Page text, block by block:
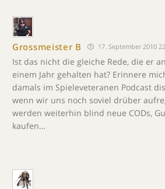
Grossmeister B 17. September 2010
Ist das nicht die gleiche Rede, die er
einem Jahr gehalten hat? Erinnere
damals im Spieleveteranen Podcast
wenn wir uns noch soviel drüber
werden weiterhin blind neue CODs,
kaufen…